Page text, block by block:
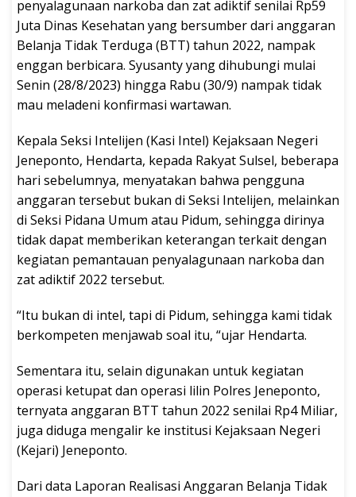
penyalagunaan narkoba dan zat adiktif senilai Rp59
Juta Dinas Kesehatan yang bersumber dari anggaran
Belanja Tidak Terduga (BTT) tahun 2022, nampak
enggan berbicara. Syusanty yang dihubungi mulai
Senin (28/8/2023) hingga Rabu (30/9) nampak tidak
mau meladeni konfirmasi wartawan.
Kepala Seksi Intelijen (Kasi Intel) Kejaksaan Negeri
Jeneponto, Hendarta, kepada Rakyat Sulsel, beberapa
hari sebelumnya, menyatakan bahwa pengguna
anggaran tersebut bukan di Seksi Intelijen, melainkan
di Seksi Pidana Umum atau Pidum, sehingga dirinya
tidak dapat memberikan keterangan terkait dengan
kegiatan pemantauan penyalagunaan narkoba dan
zat adiktif 2022 tersebut.
“Itu bukan di intel, tapi di Pidum, sehingga kami tidak
berkompeten menjawab soal itu, “ujar Hendarta.
Sementara itu, selain digunakan untuk kegiatan
operasi ketupat dan operasi lilin Polres Jeneponto,
ternyata anggaran BTT tahun 2022 senilai Rp4 Miliar,
juga diduga mengalir ke institusi Kejaksaan Negeri
(Kejari) Jeneponto.
Dari data Laporan Realisasi Anggaran Belanja Tidak